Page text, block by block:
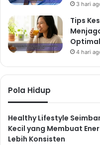
3 hari
Tips
4 hari
Pola Hidup
Healthy Lifestyle
Kecil yang Membuat
Lebih Konsisten